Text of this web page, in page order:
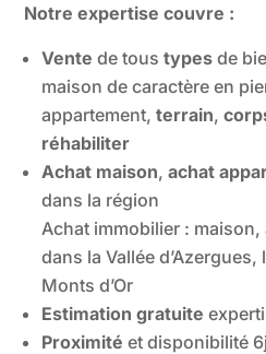
Notre expertise couvre :
Vente de toustypes de
maison de caractère en
appartement,terrain,
réhabiliter
Achat maison,achat
dans la région
Achat immobilier :
dans la Vallée d’Azergues,
Monts d’Or
Estimation gratuite
Proximité et disponibilité